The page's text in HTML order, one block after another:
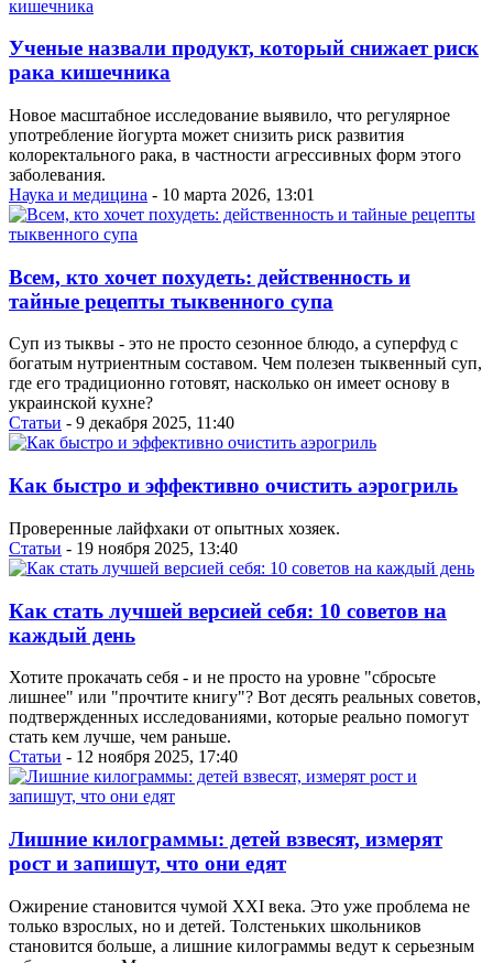
Ученые назвали продукт, который снижает риск
рака кишечника
Новое масштабное исследование выявило, что регулярное
употребление йогурта может снизить риск развития
колоректального рака, в частности агрессивных форм этого
заболевания.
Наука и медицина - 10 марта 2026, 13:01
Всем, кто хочет похудеть: действенность и
тайные рецепты тыквенного супа
Суп из тыквы - это не просто сезонное блюдо, а суперфуд с
богатым нутриентным составом. Чем полезен тыквенный суп,
где его традиционно готовят, насколько он имеет основу в
украинской кухне?
Статьи - 9 декабря 2025, 11:40
Как быстро и эффективно очистить аэрогриль
Проверенные лайфхаки от опытных хозяек.
Статьи - 19 ноября 2025, 13:40
Как стать лучшей версией себя: 10 советов на
каждый день
Хотите прокачать себя - и не просто на уровне "сбросьте
лишнее" или "прочтите книгу"? Вот десять реальных советов,
подтвержденных исследованиями, которые реально помогут
стать кем лучше, чем раньше.
Статьи - 12 ноября 2025, 17:40
Лишние килограммы: детей взвесят, измерят
рост и запишут, что они едят
Ожирение становится чумой XXI века. Это уже проблема не
только взрослых, но и детей. Толстеньких школьников
становится больше, а лишние килограммы ведут к серьезным